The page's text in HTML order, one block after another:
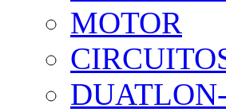
MOTOR